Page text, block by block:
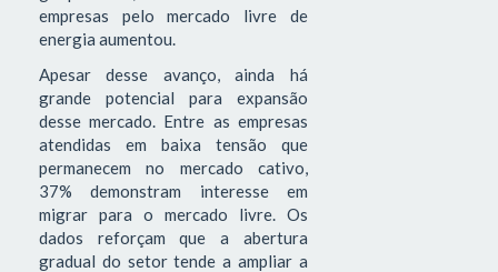
empresas pelo mercado livre de
energia aumentou.
Apesar desse avanço, ainda há
grande potencial para expansão
desse mercado. Entre as empresas
atendidas em baixa tensão que
permanecem no mercado cativo,
37% demonstram interesse em
migrar para o mercado livre. Os
dados reforçam que a abertura
gradual do setor tende a ampliar a